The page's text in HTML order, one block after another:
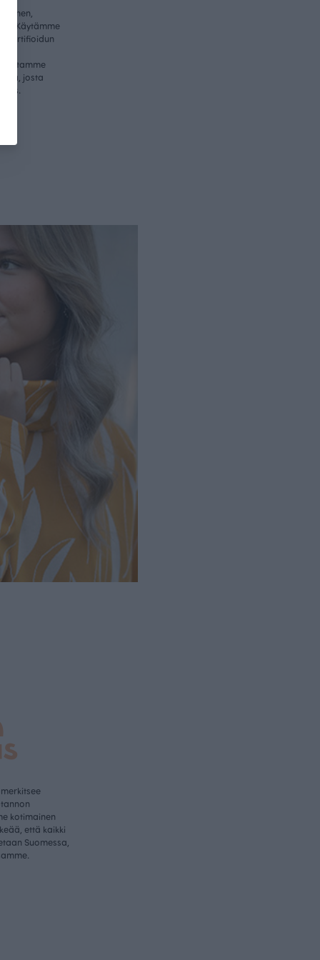
Käytämme
sertifioidun
josta
kotimainen
että kaikki
Suomessa,